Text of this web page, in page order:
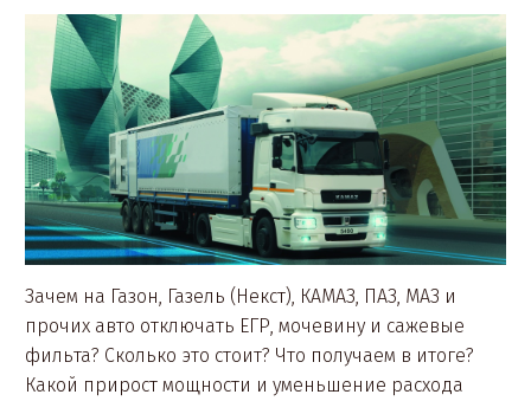
Зачем на Газон, Газель (Некст), КАМАЗ, ПАЗ, МАЗ и
прочих авто отключать ЕГР, мочевину и сажевые
фильта? Сколько это стоит? Что получаем в итоге?
Какой прирост мощности и уменьшение расхода